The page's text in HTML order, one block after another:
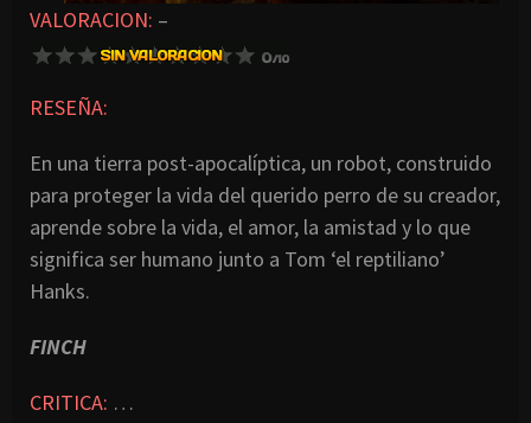
VALORACION: –
RESEÑA:
En una tierra post-apocalíptica, un robot, construido
para proteger la vida del querido perro de su creador,
aprende sobre la vida, el amor, la amistad y lo que
significa ser humano junto a Tom ‘el reptiliano’
Hanks.
FINCH
CRITICA: …